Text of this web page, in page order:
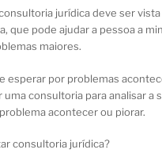
jurídica deve ser
que pode ajudar a pessoa a
maiores.
esperar por problemas
consultoria para analisar a
acontecer ou piorar.
consultoria jurídica?